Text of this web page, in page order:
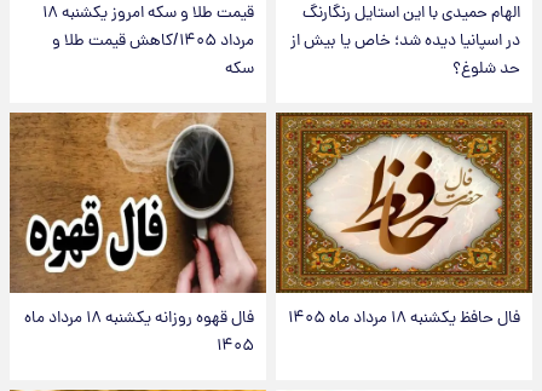
الهام حمیدی با این استایل رنگارنگ
در اسپانیا دیده شد؛ خاص یا بیش از
حد شلوغ؟
قیمت طلا و سکه امروز یکشنبه ۱۸
مرداد ۱۴۰۵/کاهش قیمت طلا و
سکه
فال حافظ یکشنبه ۱۸ مرداد ماه ۱۴۰۵
فال قهوه روزانه یکشنبه ۱۸ مرداد ماه
۱۴۰۵